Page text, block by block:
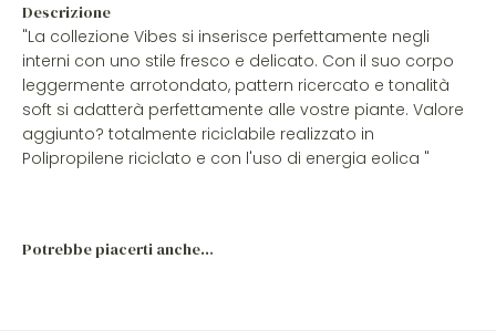
Descrizione
"La collezione Vibes si inserisce perfettamente negli
interni con uno stile fresco e delicato. Con il suo corpo
leggermente arrotondato, pattern ricercato e tonalità
soft si adatterà perfettamente alle vostre piante. Valore
aggiunto? totalmente riciclabile realizzato in
Polipropilene riciclato e con l'uso di energia eolica "